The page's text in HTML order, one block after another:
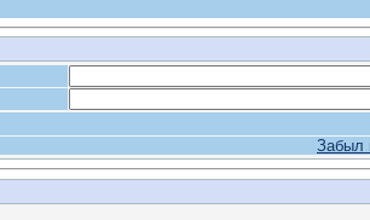
Забыл